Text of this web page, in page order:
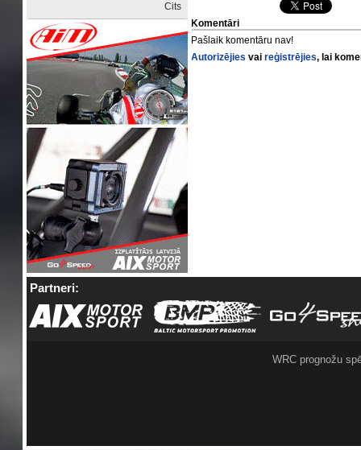
Cits
Komentāri
Pašlaik komentāru nav!
Autorizējies vaireģistrējies, lai
Partneri:
WRC prognožu